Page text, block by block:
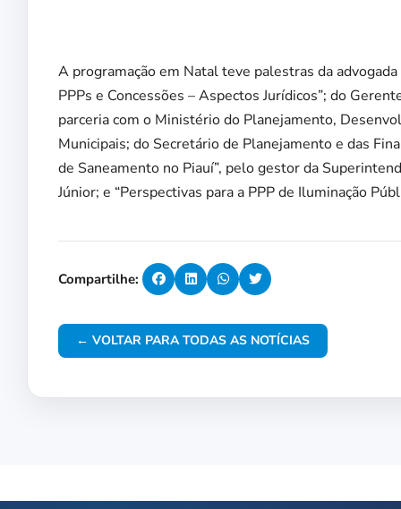
A programação em Natal teve palestras da
PPPs e Concessões – Aspectos Jurídicos”; do
parceria com o Ministério do Planejamento,
Municipais; do Secretário de Planejamento e das
de Saneamento no Piauí”, pelo gestor da
Júnior; e “Perspectivas para a PPP de Iluminação
Compartilhe:
← VOLTAR PARA TODAS AS NOTÍCIAS